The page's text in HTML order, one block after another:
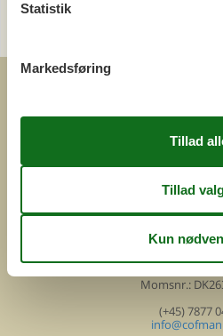
Alle
ved
Nygade 8b.
DK-7400
Danmark
Momsnr.:
(+45) 7877
Statistik
Markedsføring